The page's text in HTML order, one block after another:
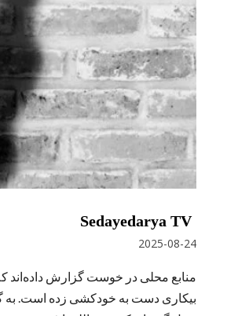
Sedayedarya TV
2025-08-24
منابع محلی در خوست گزارش داده‌اند
بیکاری دست به خودکشی زده است. به